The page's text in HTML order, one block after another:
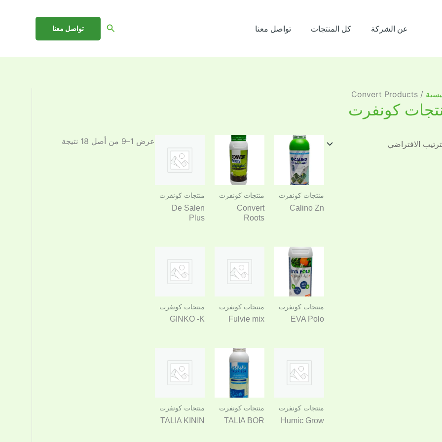
عن الشركة كل المنتجات تواصل معنا البحث تواصل معنا
/ Convert Products
كونفرت
عرض 1–9 من أصل 18 نتيجة
منتجات كونفرت
Calino Zn
منتجات كونفرت
Convert
Roots
منتجات كونفرت
De Salen
Plus
منتجات كونفرت
EVA Polo
منتجات كونفرت
Fulvie mix
منتجات كونفرت
GINKO -K
منتجات كونفرت
Humic Grow
منتجات كونفرت
TALIA BOR
منتجات كونفرت
TALIA KININ